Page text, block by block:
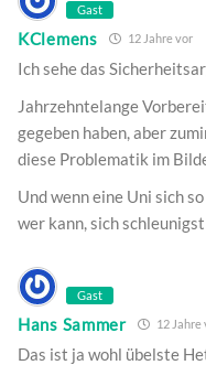
Gast
KClemens 12 Jahre vor
Ich sehe das
Jahrzehntelange
gegeben haben, aber
diese Problematik im
Und wenn eine Uni sich
wer kann, sich
Gast
Hans Sammer 12 Jahre
Das ist ja wohl übelste